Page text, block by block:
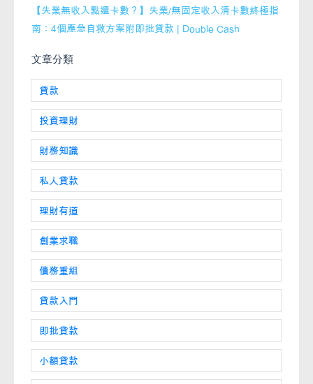
文章分類
貸款
投資理財
財務知識
私人貸款
理財有道
創業求職
債務重組
貸款入門
即批貸款
小額貸款
【失業無收入點還卡數？】失業/無固定收入清卡數終極指
南：4個應急自救方案附即批貸款 | Double Cash